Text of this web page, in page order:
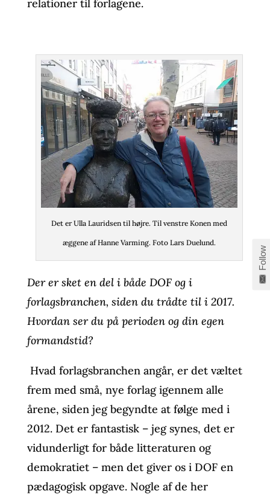
relationer til forlagene.
Det er Ulla Lauridsen til højre. Til venstre Konen med
æggene af Hanne Varming. Foto Lars Duelund.
Der er sket en del i både DOF og i
forlagsbranchen, siden du trådte til i 2017.
Hvordan ser du på perioden og din egen
formandstid?
Hvad forlagsbranchen angår, er det væltet
frem med små, nye forlag igennem alle
årene, siden jeg begyndte at følge med i
2012. Det er fantastisk – jeg synes, det er
vidunderligt for både litteraturen og
demokratiet – men det giver os i DOF en
pædagogisk opgave. Nogle af de her
Follow